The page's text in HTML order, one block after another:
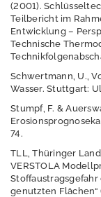
D
a
t
e
n
s
c
u
t
z
H
(2001).
Teilbericht im
Entwicklung –
Technische
Schwertmann, U.,
Wasser. Stuttgart:
Stumpf, F. &
74.
TLL, Thüringer
VERSTOLA
genutzten Flächen“